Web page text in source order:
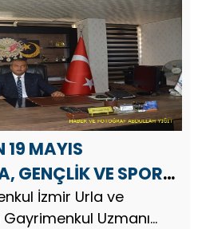
19 MAYIS
GENÇLİK VE SPOR
İzmir Urla ve
Uzmanı